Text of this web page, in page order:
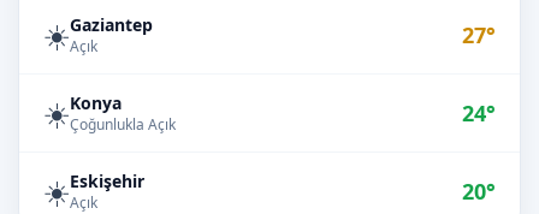
☀️Gaziantep
Açık 27°
☀️Konya
Çoğunlukla Açık 24°
☀️Eskişehir
Açık 20°